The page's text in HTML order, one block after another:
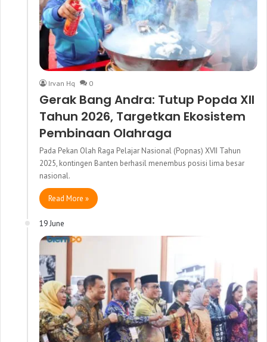
Irvan Hq 0
Gerak Bang Andra: Tutup Popda XII
Tahun 2026, Targetkan Ekosistem
Pembinaan Olahraga
Pada Pekan Olah Raga Pelajar Nasional (Popnas) XVII Tahun
2025, kontingen Banten berhasil menembus posisi lima besar
nasional.
Read More »
19 June